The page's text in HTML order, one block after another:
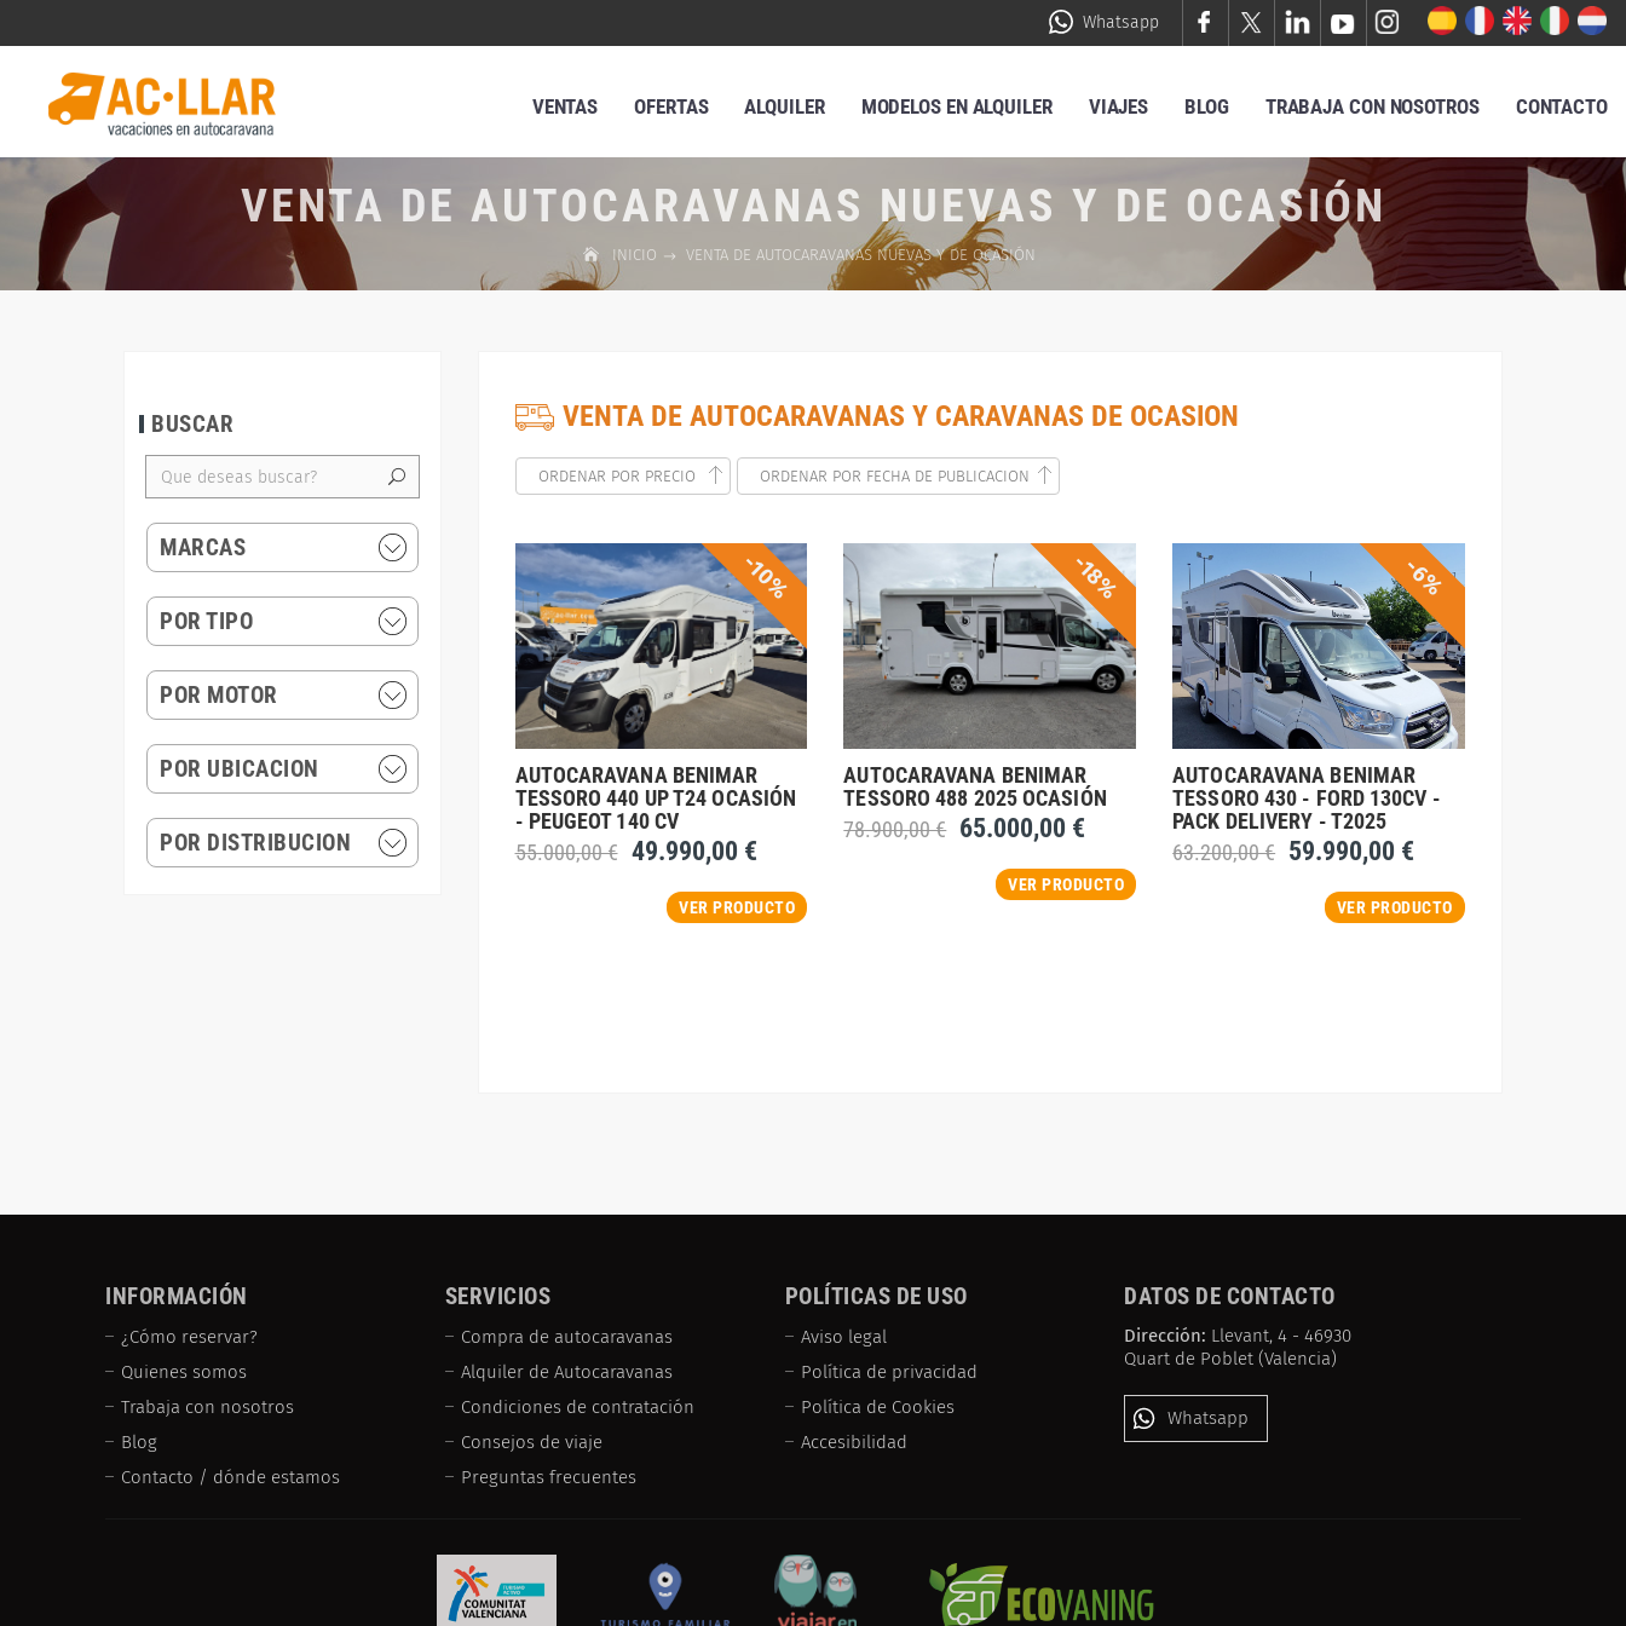
Whatsapp
VENTAS OFERTAS ALQUILER MODELOS EN ALQUILER VIAJES BLOG TRABAJA CON NOSOTROS CONTACTO
VENTA DE AUTOCARAVANAS NUEVAS Y DE OCASIÓN
INICIO VENTA DE AUTOCARAVANAS NUEVAS Y DE OCASIÓN
BUSCAR
MARCAS
POR TIPO
POR MOTOR
POR UBICACION
POR DISTRIBUCION
VENTA DE AUTOCARAVANAS Y CARAVANAS DE OCASION
ORDENAR POR PRECIO ORDENAR POR FECHA DE PUBLICACION
-10%
AUTOCARAVANA BENIMAR
TESSORO 440 UP T24 OCASIÓN
- PEUGEOT 140 CV
55.000,00 € 49.990,00 €
VER PRODUCTO
-18%
AUTOCARAVANA BENIMAR
TESSORO 488 2025 OCASIÓN
78.900,00 € 65.000,00 €
VER PRODUCTO
-6%
AUTOCARAVANA BENIMAR
TESSORO 430 - FORD 130CV -
PACK DELIVERY - T2025
63.200,00 € 59.990,00 €
VER PRODUCTO
INFORMACIÓN
¿Cómo reservar?
Quienes somos
Trabaja con nosotros
Blog
Contacto / dónde estamos
SERVICIOS
Compra de autocaravanas
Alquiler de Autocaravanas
Condiciones de contratación
Consejos de viaje
Preguntas frecuentes
POLÍTICAS DE USO
Aviso legal
Política de privacidad
Política de Cookies
Accesibilidad
DATOS DE CONTACTO
Dirección: Llevant, 4 - 46930
Quart de Poblet (Valencia)
Whatsapp